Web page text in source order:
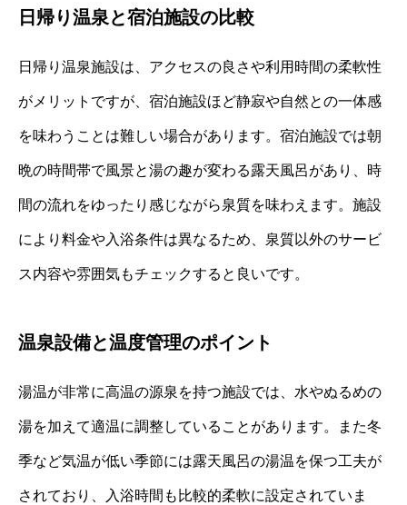
日帰り温泉と宿泊施設の比較
日帰り温泉施設は、アクセスの良さや利用時間の柔軟性
がメリットですが、宿泊施設ほど静寂や自然との一体感
を味わうことは難しい場合があります。宿泊施設では朝
晩の時間帯で風景と湯の趣が変わる露天風呂があり、時
間の流れをゆったり感じながら泉質を味わえます。施設
により料金や入浴条件は異なるため、泉質以外のサービ
ス内容や雰囲気もチェックすると良いです。
温泉設備と温度管理のポイント
湯温が非常に高温の源泉を持つ施設では、水やぬるめの
湯を加えて適温に調整していることがあります。また冬
季など気温が低い季節には露天風呂の湯温を保つ工夫が
されており、入浴時間も比較的柔軟に設定されていま